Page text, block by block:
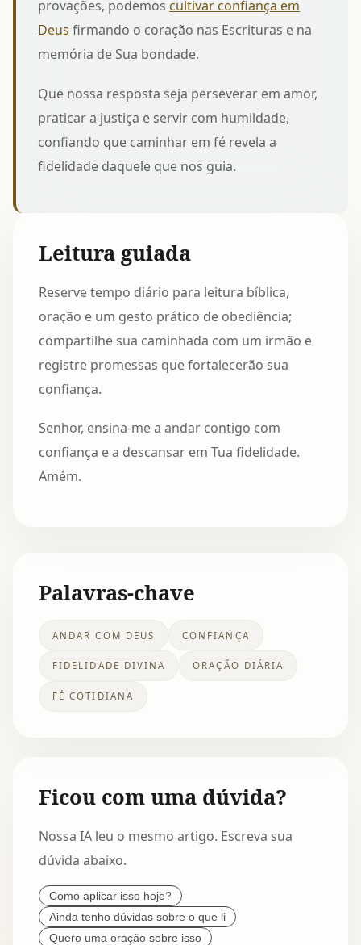
provações, podemos cultivar confiança em
Deus firmando o coração nas Escrituras e na
memória de Sua bondade.
Que nossa resposta seja perseverar em amor,
praticar a justiça e servir com humildade,
confiando que caminhar em fé revela a
fidelidade daquele que nos guia.
Leitura guiada
Reserve tempo diário para leitura bíblica,
oração e um gesto prático de obediência;
compartilhe sua caminhada com um irmão e
registre promessas que fortalecerão sua
confiança.
Senhor, ensina-me a andar contigo com
confiança e a descansar em Tua fidelidade.
Amém.
Palavras-chave
ANDAR COM DEUS CONFIANÇA
FIDELIDADE DIVINA ORAÇÃO DIÁRIA
FÉ COTIDIANA
Ficou com uma dúvida?
Nossa IA leu o mesmo artigo. Escreva sua
dúvida abaixo.
Como aplicar isso hoje?
Ainda tenho dúvidas sobre o que li
Quero uma oração sobre isso